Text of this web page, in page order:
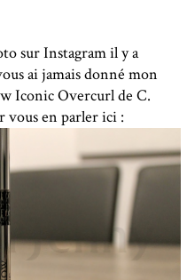
sur Instagram il y a
ai jamais donné mon
Iconic Overcurl de C.
vous en parler ici :